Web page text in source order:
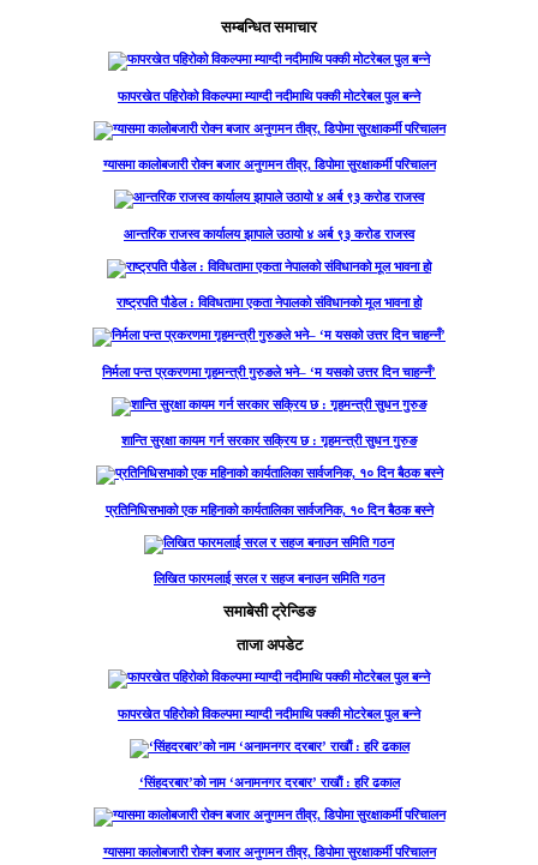
सम्बन्धित समाचार
फापरखेत पहिरोको विकल्पमा म्याग्दी नदीमाथि पक्की मोटरेबल पुल बन्ने
ग्यासमा कालोबजारी रोक्न बजार अनुगमन तीव्र, डिपोमा सुरक्षाकर्मी परिचालन
आन्तरिक राजस्व कार्यालय झापाले उठायो ४ अर्ब ९३ करोड राजस्व
राष्ट्रपति पौडेल : विविधतामा एकता नेपालको संविधानको मूल भावना हो
निर्मला पन्त प्रकरणमा गृहमन्त्री गुरुङले भने– ‘म यसको उत्तर दिन चाहन्नँ’
शान्ति सुरक्षा कायम गर्न सरकार सक्रिय छ : गृहमन्त्री सुधन गुरुङ
प्रतिनिधिसभाको एक महिनाको कार्यतालिका सार्वजनिक, १० दिन बैठक बस्ने
लिखित फारमलाई सरल र सहज बनाउन समिति गठन
समाबेसी ट्रेन्डिङ
ताजा अपडेट
फापरखेत पहिरोको विकल्पमा म्याग्दी नदीमाथि पक्की मोटरेबल पुल बन्ने
‘सिंहदरबार’को नाम ‘अनामनगर दरबार’ राखाैं : हरि ढकाल
ग्यासमा कालोबजारी रोक्न बजार अनुगमन तीव्र, डिपोमा सुरक्षाकर्मी परिचालन